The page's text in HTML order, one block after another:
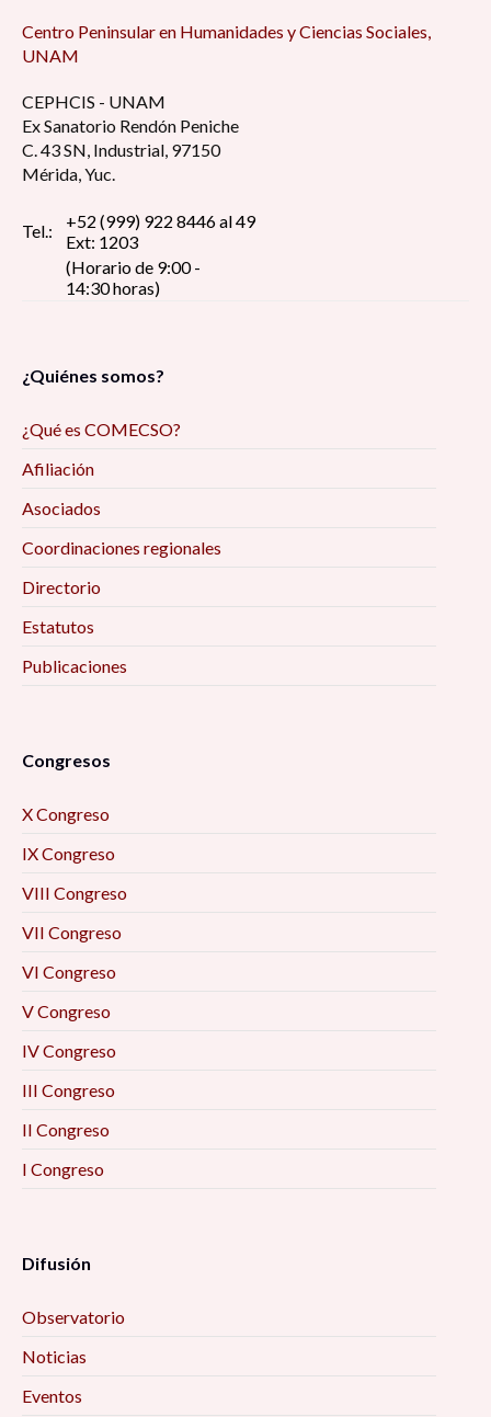
Centro Peninsular en Humanidades y Ciencias Sociales,
UNAM
CEPHCIS - UNAM
Ex Sanatorio Rendón Peniche
C. 43 SN, Industrial, 97150
Mérida, Yuc.
Tel.:
+52 (999) 922 8446 al 49
Ext: 1203
(Horario de 9:00 -
14:30 horas)
¿Quiénes somos?
¿Qué es COMECSO?
Afiliación
Asociados
Coordinaciones regionales
Directorio
Estatutos
Publicaciones
Congresos
X Congreso
IX Congreso
VIII Congreso
VII Congreso
VI Congreso
V Congreso
IV Congreso
III Congreso
II Congreso
I Congreso
Difusión
Observatorio
Noticias
Eventos